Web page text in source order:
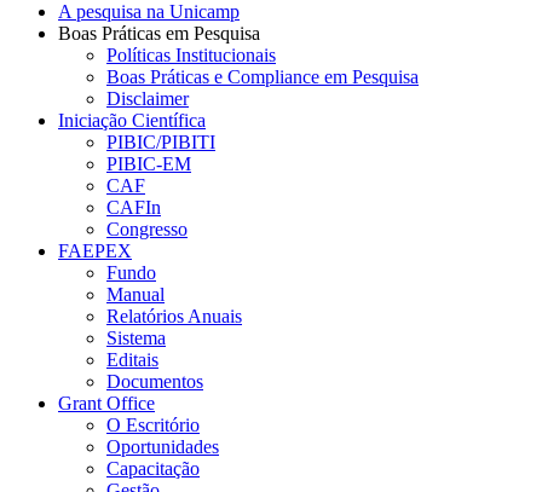
A pesquisa na Unicamp
Boas Práticas em Pesquisa
Políticas Institucionais
Boas Práticas e Compliance em Pesquisa
Disclaimer
Iniciação Científica
PIBIC/PIBITI
PIBIC-EM
CAF
CAFIn
Congresso
FAEPEX
Fundo
Manual
Relatórios Anuais
Sistema
Editais
Documentos
Grant Office
O Escritório
Oportunidades
Capacitação